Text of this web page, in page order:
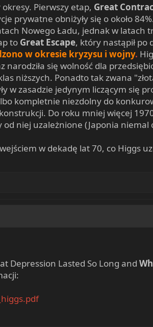
Pierwszy etap, Great
prywatne obniżyły się o około
Nowego Ładu, jednak w
to Great Escape, który nastąpił po
w okresie kryzysu i wojny.
narodziła się wolność dla
niższych. Ponadto tak zwana
w zasadzie jedynym liczącym się
kompletnie niezdolny do
Do roku mniej więcej
niej uzależnione (Japonia
w dekadę lat 70, co
Depression Lasted So Long and